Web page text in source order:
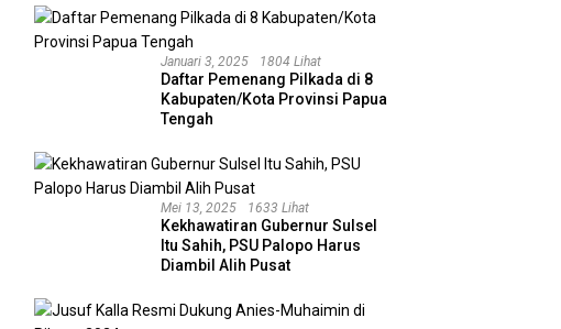
Januari 3, 2025 1804 Lihat
Daftar Pemenang Pilkada di 8
Kabupaten/Kota Provinsi Papua
Tengah
Mei 13, 2025 1633 Lihat
Kekhawatiran Gubernur Sulsel
Itu Sahih, PSU Palopo Harus
Diambil Alih Pusat